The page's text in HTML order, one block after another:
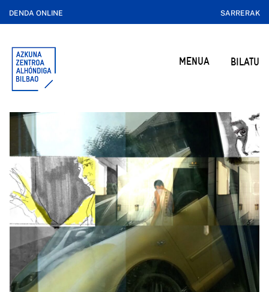
DENDA ONLINE SARRERAK
MENUA BILATU